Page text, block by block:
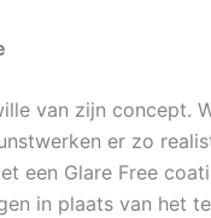
van zijn concept.
er zo
een Glare Free
in plaats van het